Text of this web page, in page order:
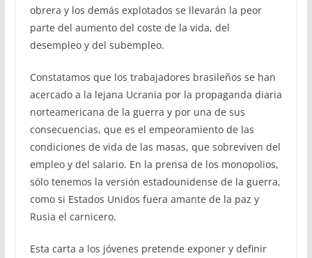
obrera y los demás explotados se llevarán la peor
parte del aumento del coste de la vida, del
desempleo y del subempleo.
Constatamos que los trabajadores brasileños se han
acercado a la lejana Ucrania por la propaganda diaria
norteamericana de la guerra y por una de sus
consecuencias, que es el empeoramiento de las
condiciones de vida de las masas, que sobreviven del
empleo y del salario. En la prensa de los monopolios,
sólo tenemos la versión estadounidense de la guerra,
como si Estados Unidos fuera amante de la paz y
Rusia el carnicero.
Esta carta a los jóvenes pretende exponer y definir